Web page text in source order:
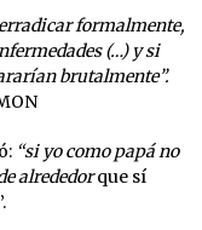
formalmente,
(…) y si
brutalmente”.
“si yo como papá no
alrededorque sí